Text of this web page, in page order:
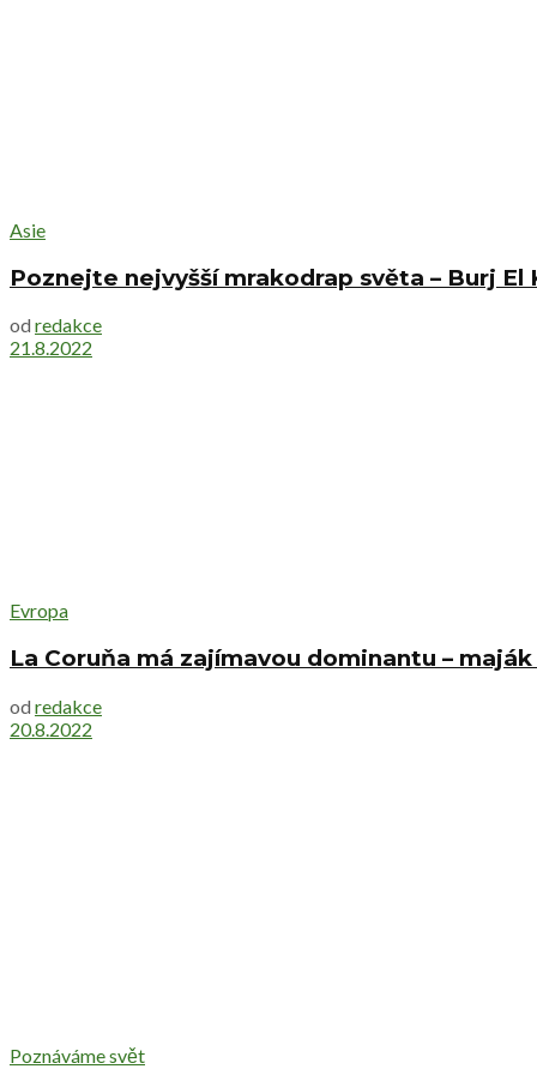
Asie
Poznejte nejvyšší mrakodrap světa – Burj El
od redakce
21.8.2022
Evropa
La Coruňa má zajímavou dominantu –
od redakce
20.8.2022
Poznáváme svět